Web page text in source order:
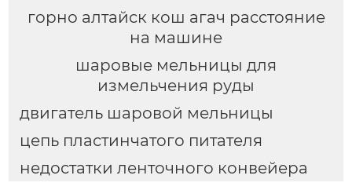
горно алтайск кош агач расстояние
на машине
шаровые мельницы для
измельчения руды
двигатель шаровой мельницы
цепь пластинчатого питателя
недостатки ленточного конвейера